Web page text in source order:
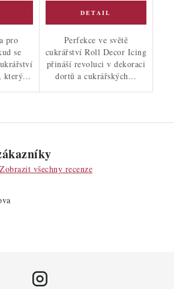
pro
se
který...
Perfekce ve světě
cukrářství Roll Decor Icing
přináší revoluci v dekoraci
dortů a cukrářských...
Zobrazit všechny recenze